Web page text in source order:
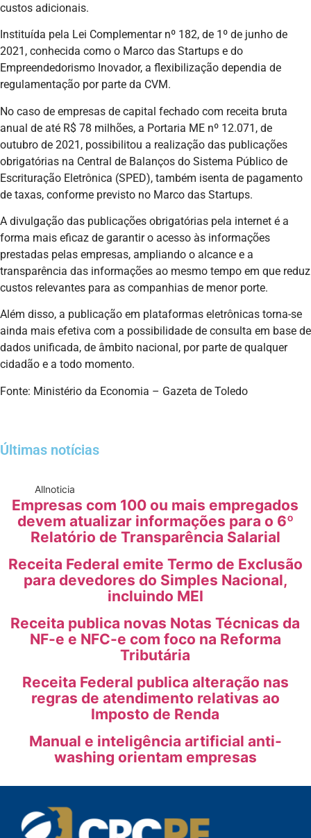
custos adicionais.
Instituída pela Lei Complementar nº 182, de 1º de junho de
2021, conhecida como o Marco das Startups e do
Empreendedorismo Inovador, a flexibilização dependia de
regulamentação por parte da CVM.
No caso de empresas de capital fechado com receita bruta
anual de até R$ 78 milhões, a Portaria ME nº 12.071, de
outubro de 2021, possibilitou a realização das publicações
obrigatórias na Central de Balanços do Sistema Público de
Escrituração Eletrônica (SPED), também isenta de pagamento
de taxas, conforme previsto no Marco das Startups.
A divulgação das publicações obrigatórias pela internet é a
forma mais eficaz de garantir o acesso às informações
prestadas pelas empresas, ampliando o alcance e a
transparência das informações ao mesmo tempo em que reduz
custos relevantes para as companhias de menor porte.
Além disso, a publicação em plataformas eletrônicas torna-se
ainda mais efetiva com a possibilidade de consulta em base de
dados unificada, de âmbito nacional, por parte de qualquer
cidadão e a todo momento.
Fonte: Ministério da Economia – Gazeta de Toledo
Últimas notícias
Allnoticia
Empresas com 100 ou mais empregados
devem atualizar informações para o 6º
Relatório de Transparência Salarial
Receita Federal emite Termo de Exclusão
para devedores do Simples Nacional,
incluindo MEI
Receita publica novas Notas Técnicas da
NF-e e NFC-e com foco na Reforma
Tributária
Receita Federal publica alteração nas
regras de atendimento relativas ao
Imposto de Renda
Manual e inteligência artificial anti-
washing orientam empresas